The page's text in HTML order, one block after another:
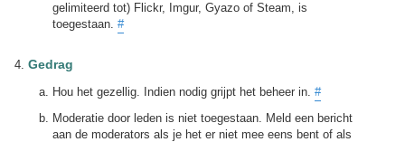
gelimiteerd tot) Flickr, Imgur, Gyazo of Steam, is
toegestaan. #
Gedrag
Hou het gezellig. Indien nodig grijpt het beheer in. #
Moderatie door leden is niet toegestaan. Meld een bericht
aan de moderators als je het er niet mee eens bent of als